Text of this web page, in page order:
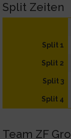
Split Zeiten
Split 1
Split 2
Split 3
Split 4
Team ZF